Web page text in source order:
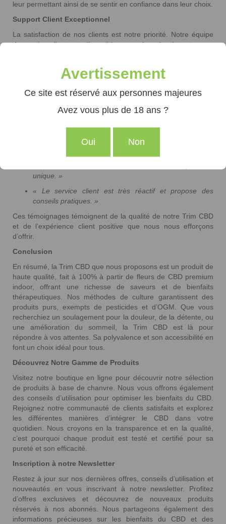
leur permettant ainsi de se sentir en confiance dans leur choix.
Support Client Exceptionnel
La satisfaction de nos clients est notre priorité. Notre équipe
de service client est disponible pour répondre à toutes vos
afin que vous puissiez tirer le meilleur parti de votre
Témoignages de Clients Satisfaits
Voici quelques retours positifs de nos clients :
« La Trim CBD est une excellente alternative
économique sans compromettre la qualité des effets. »
« J’apprécie vraiment la richesse des saveurs et des
unique. »
« Le service client est très réactif et propose des
conseils pratiques. »
Ces témoignages témoignent de la qualité de notre Trim CBD
et de l’expérience client positive que nous nous efforçons
d’offrir.
Conclusion
En résumé, la Trim CBD que nous proposons est un produit de
haute qualité, fait à 100% à partir de fleurs de CBD premium
indoor, offrant une richesse de saveurs et de bienfaits
thérapeutiques. Nos méthodes de culture garantissent des
produits purs, exempts de pesticides et d’OGM. Que vous
recherchiez un soulagement pour la douleur, de la détente, ou
une amélioration du sommeil, la Trim CBD est là pour
répondre à vos attentes. Sa polyvalence et son accessibilité en
font un choix idéal pour tous.
Découvrez Notre Gamme de Produits
Visitez notre boutique en ligne pour découvrir notre sélection
de produits à base de chanvre. Nous vous offrons également
des conseils d’utilisation pour optimiser les bienfaits du CBD.
Rejoignez notre communauté de clients satisfaits et explorez
les différentes manières d’intégrer le CBD dans votre
quotidien. Nous croyons en la transparence et en la qualité,
c’est pourquoi chaque produit est testé et certifié pour sa
pureté et son efficacité.
Inscription à notre Newsletter
Restez à jour sur nos dernières offres, conseils d’utilisation et
nouveautés en vous inscrivant à notre newsletter. Profitez
d’offres exclusives et découvrez de nouveaux produits
réservés à nos abonnés. Nous partageons également des
informations précieuses sur les bienfaits du CBD et des
Avertissement
Ce site est réservé aux personnes majeures
Avez vous plus de 18 ans ?
Oui Non